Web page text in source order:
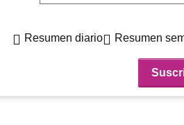
Resumen diario Resumen